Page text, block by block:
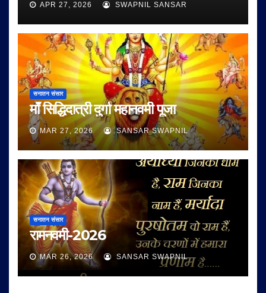
APR 27, 2026 SWAPNIL SANSAR
सनातन संसार
माँ सिद्धिदात्री दुर्गा महानवमी पूजा
MAR 27, 2026 SANSAR SWAPNIL
सनातन संसार
रामनवमी-2026
MAR 26, 2026 SANSAR SWAPNIL